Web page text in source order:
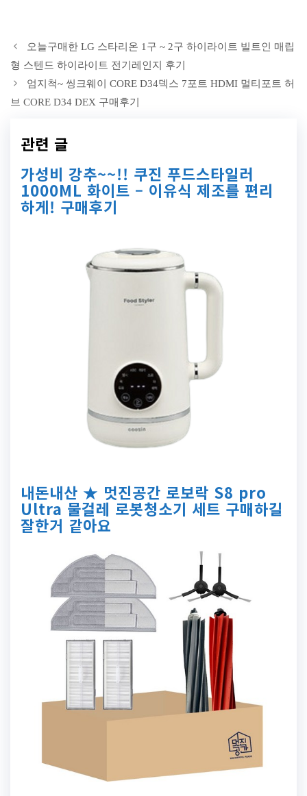
오늘구매한 LG 스타리온 1구 ~ 2구 하이라이트 빌트인 매립
형 스텐드 하이라이트 전기레인지 후기
엄지척~ 씽크웨이 CORE D34덱스 7포트 HDMI 멀티포트 허
브 CORE D34 DEX 구매후기
관련 글
가성비 강추~~!! 쿠진 푸드스타일러
1000ML 화이트 – 이유식 제조를 편리
하게! 구매후기
내돈내산 ★ 멋진공간 로보락 S8 pro
Ultra 물걸레 로봇청소기 세트 구매하길
잘한거 같아요